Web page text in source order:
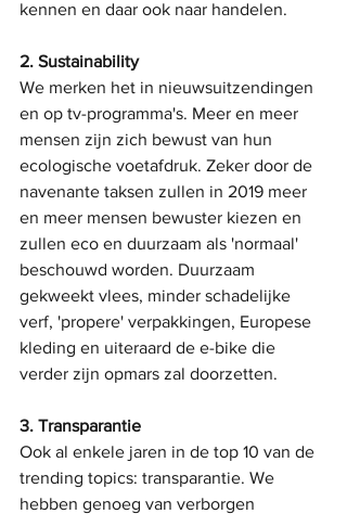
kennen en daar ook naar handelen.
2. Sustainability
We merken het in nieuwsuitzendingen
en op tv-programma's. Meer en meer
mensen zijn zich bewust van hun
ecologische voetafdruk. Zeker door de
navenante taksen zullen in 2019 meer
en meer mensen bewuster kiezen en
zullen eco en duurzaam als 'normaal'
beschouwd worden. Duurzaam
gekweekt vlees, minder schadelijke
verf, 'propere' verpakkingen, Europese
kleding en uiteraard de e-bike die
verder zijn opmars zal doorzetten.
3. Transparantie
Ook al enkele jaren in de top 10 van de
trending topics: transparantie. We
hebben genoeg van verborgen